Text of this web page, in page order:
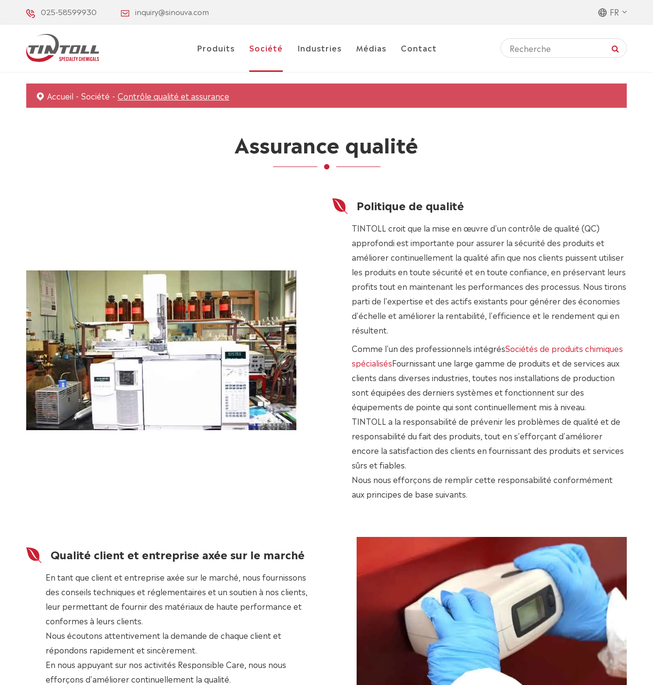
025-58599930 inquiry@sinouva.com FR
Produits Société Industries Médias Contact
Accueil Société Contrôle qualité et assurance
Assurance qualité
Politique de qualité
TINTOLL croit que la mise en œuvre d'un contrôle de qualité (QC)
approfondi est importante pour assurer la sécurité des produits et
améliorer continuellement la qualité afin que nos clients puissent utiliser
les produits en toute sécurité et en toute confiance, en préservant leurs
profits tout en maintenant les performances des processus. Nous tirons
parti de l'expertise et des actifs existants pour générer des économies
d'échelle et améliorer la rentabilité, l'efficience et le rendement qui en
résultent.
Comme l'un des professionnels intégrésSociétés de produits chimiques
spécialisésFournissant une large gamme de produits et de services aux
clients dans diverses industries, toutes nos installations de production
sont équipées des derniers systèmes et fonctionnent sur des
équipements de pointe qui sont continuellement mis à niveau.
TINTOLL a la responsabilité de prévenir les problèmes de qualité et de
responsabilité du fait des produits, tout en s'efforçant d'améliorer
encore la satisfaction des clients en fournissant des produits et services
sûrs et fiables.
Nous nous efforçons de remplir cette responsabilité conformément
aux principes de base suivants.
Qualité client et entreprise axée sur le marché
En tant que client et entreprise axée sur le marché, nous fournissons
des conseils techniques et réglementaires et un soutien à nos clients,
leur permettant de fournir des matériaux de haute performance et
conformes à leurs clients.
Nous écoutons attentivement la demande de chaque client et
répondons rapidement et sincèrement.
En nous appuyant sur nos activités Responsible Care, nous nous
efforçons d'améliorer continuellement la qualité.